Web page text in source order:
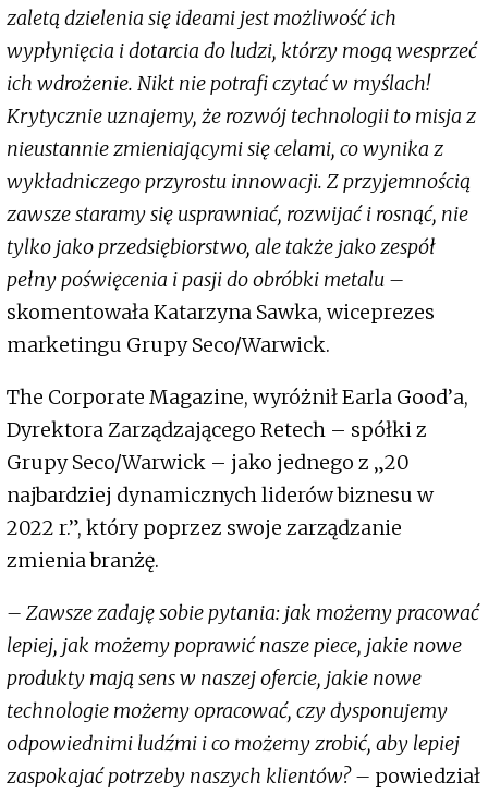
zaletą dzielenia się ideami jest możliwość ich
wypłynięcia i dotarcia do ludzi, którzy mogą wesprzeć
ich wdrożenie. Nikt nie potrafi czytać w myślach!
Krytycznie uznajemy, że rozwój technologii to misja z
nieustannie zmieniającymi się celami, co wynika z
wykładniczego przyrostu innowacji. Z przyjemnością
zawsze staramy się usprawniać, rozwijać i rosnąć, nie
tylko jako przedsiębiorstwo, ale także jako zespół
pełny poświęcenia i pasji do obróbki metalu –
skomentowała Katarzyna Sawka, wiceprezes
marketingu Grupy Seco/Warwick.
The Corporate Magazine, wyróżnił Earla Good’a,
Dyrektora Zarządzającego Retech – spółki z
Grupy Seco/Warwick – jako jednego z „20
najbardziej dynamicznych liderów biznesu w
2022 r.”, który poprzez swoje zarządzanie
zmienia branżę.
– Zawsze zadaję sobie pytania: jak możemy pracować
lepiej, jak możemy poprawić nasze piece, jakie nowe
produkty mają sens w naszej ofercie, jakie nowe
technologie możemy opracować, czy dysponujemy
odpowiednimi ludźmi i co możemy zrobić, aby lepiej
zaspokajać potrzeby naszych klientów? – powiedział